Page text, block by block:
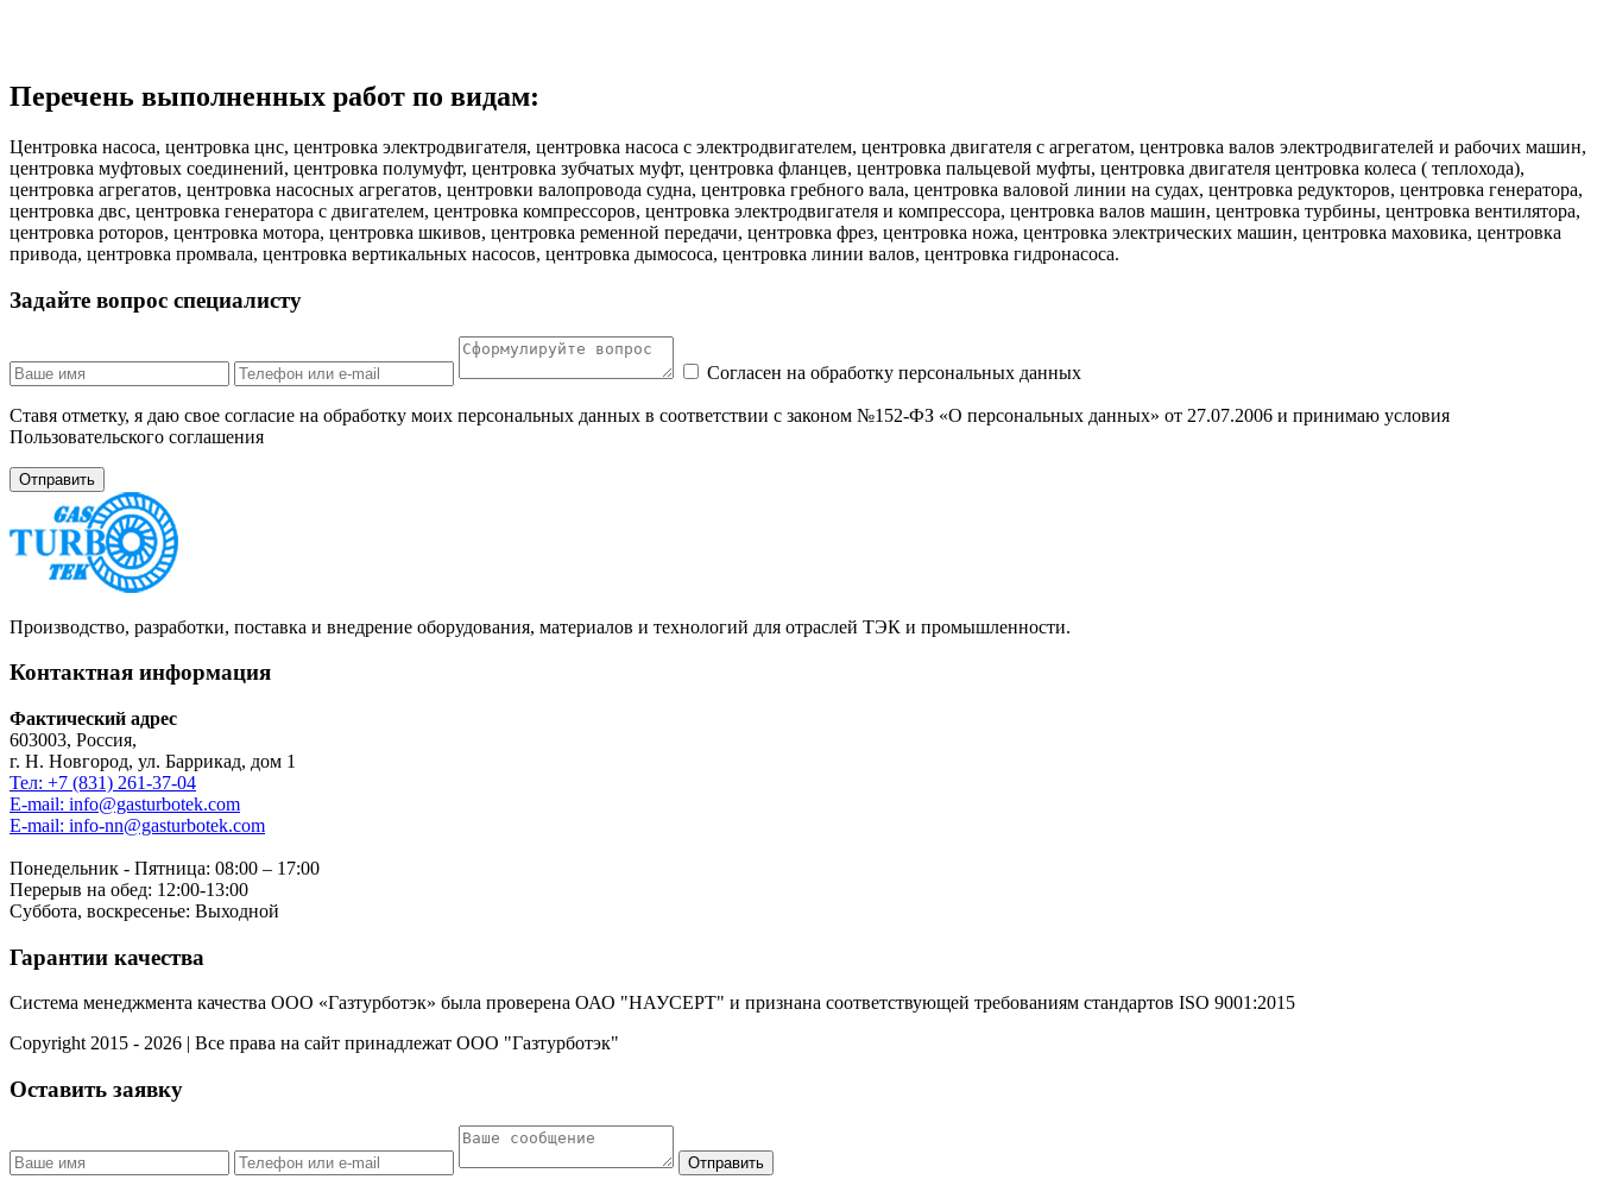
Перечень выполненных работ по видам:
Центровка насоса, центровка цнс, центровка электродвигателя, центровка насоса с электродвигателем, центровка двигателя с агрегатом, центровка валов электродвигателей и рабочих машин,
центровка муфтовых соединений, центровка полумуфт, центровка зубчатых муфт, центровка фланцев, центровка пальцевой муфты, центровка двигателя центровка колеса ( теплохода),
центровка агрегатов, центровка насосных агрегатов, центровки валопровода судна, центровка гребного вала, центровка валовой линии на судах, центровка редукторов, центровка генератора,
центровка двс, центровка генератора с двигателем, центровка компрессоров, центровка электродвигателя и компрессора, центровка валов машин, центровка турбины, центровка вентилятора,
центровка роторов, центровка мотора, центровка шкивов, центровка ременной передачи, центровка фрез, центровка ножа, центровка электрических машин, центровка маховика, центровка
привода, центровка промвала, центровка вертикальных насосов, центровка дымососа, центровка линии валов, центровка гидронасоса.
Задайте вопрос специалисту
Согласен на обработку персональных данных
Ставя отметку, я даю свое согласие на обработку моих персональных данных в соответствии с законом №152-ФЗ «О персональных данных» от 27.07.2006 и принимаю условия
Пользовательского соглашения
Производство, разработки, поставка и внедрение оборудования, материалов и технологий для отраслей ТЭК и промышленности.
Контактная информация
Фактический адрес
603003, Россия,
г. Н. Новгород, ул. Баррикад, дом 1
Тел: +7 (831) 261-37-04
E-mail: info@gasturbotek.com
E-mail: info-nn@gasturbotek.com
Понедельник - Пятница: 08:00 – 17:00
Перерыв на обед: 12:00-13:00
Суббота, воскресенье: Выходной
Гарантии качества
Система менеджмента качества ООО «Газтурботэк» была проверена ОАО "НАУСЕРТ" и признана соответствующей требованиям стандартов ISO 9001:2015
Copyright 2015 - 2026 | Все права на сайт принадлежат ООО "Газтурботэк"
Оставить заявку